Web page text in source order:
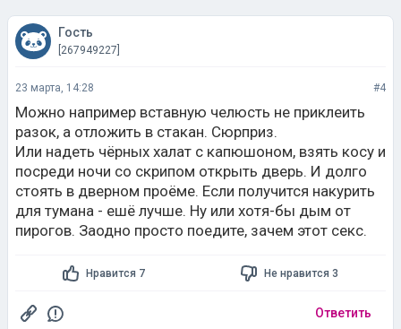
Гость
[267949227]
23 марта, 14:28 #4
Можно например вставную челюсть не приклеить
разок, а отложить в стакан. Сюрприз.
Или надеть чёрных халат с капюшоном, взять косу и
посреди ночи со скрипом открыть дверь. И долго
стоять в дверном проёме. Если получится накурить
для тумана - ешё лучше. Ну или хотя-бы дым от
пирогов. Заодно просто поедите, зачем этот секс.
Нравится 7 Не нравится 3
Ответить